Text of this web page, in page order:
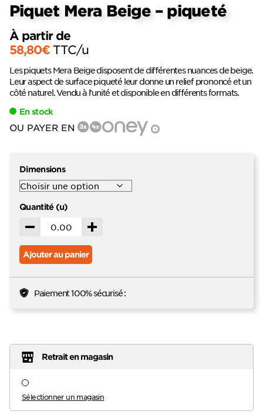
Piquet Mera Beige – piqueté
À partir de
58,80€ TTC/u
Les piquets Mera Beige disposent de différentes nuances de beige.
Leur aspect de surface piqueté leur donne un relief prononcé et un
côté naturel. Vendu à l’unité et disponible en différents formats.
En stock
OU PAYER EN ?
Dimensions
Quantité (u)
Décrémenter Incrémenter
Ajouter au panier
Paiement 100% sécurisé :
Retrait en magasin
Sélectionner un magasin